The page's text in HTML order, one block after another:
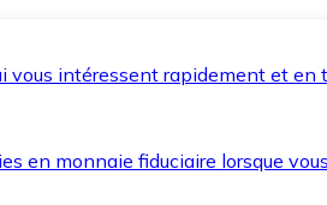
vous intéressent rapidement et en
en monnaie fiduciaire lorsque